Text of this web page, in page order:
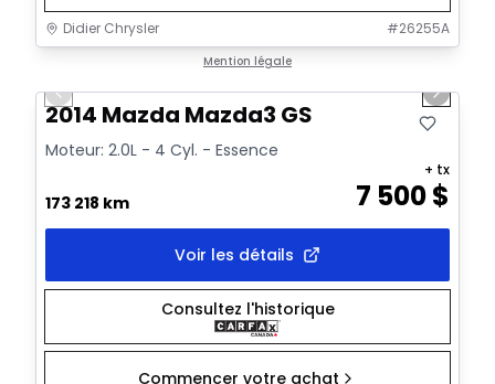
Didier Chrysler #26255A
Mention légale
Vidéo disponible
Previous slide Next
2014 Mazda Mazda3 GS
Moteur: 2.0L - 4 Cyl. - Essence
173 218 km 7 500$
+ tx
Voir les détails
Consultez l'historique
Commencer votre achat